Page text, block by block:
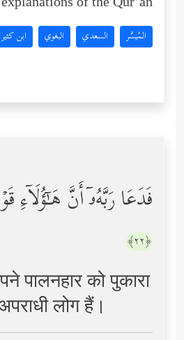
المُيسَّر السعدي البغوي ابن كثير
فَدَعَا رَبَّهُۥۤ أَنَّ هَـٰۤؤُلَاۤءِ
﴿٢٢﴾
पालनहार को पुकारा
लोग हैं।